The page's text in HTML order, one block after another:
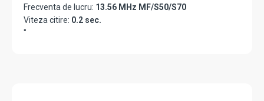
Frecventa de lucru: 13.56 MHz MF/S50/S70
Viteza citire: 0.2 sec.
"